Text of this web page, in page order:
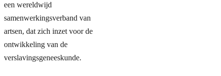
een wereldwijd
samenwerkingsverband van
artsen, dat zich inzet voor de
ontwikkeling van de
verslavingsgeneeskunde.